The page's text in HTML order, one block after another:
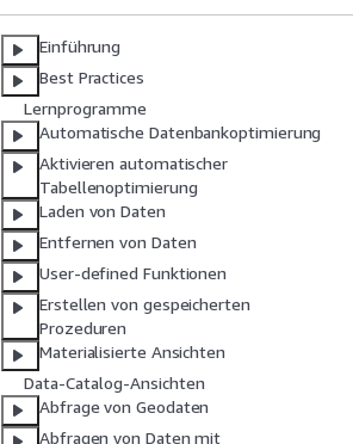
Einführung
Best Practices
Lernprogramme
Automatische Datenbankoptimierung
Aktivieren automatischer
Tabellenoptimierung
Laden von Daten
Entfernen von Daten
User-defined Funktionen
Erstellen von gespeicherten
Prozeduren
Materialisierte Ansichten
Data-Catalog-Ansichten
Abfrage von Geodaten
Abfragen von Daten mit